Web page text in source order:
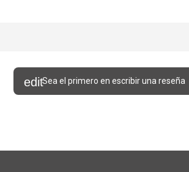
Sea el primero en escribir una reseña